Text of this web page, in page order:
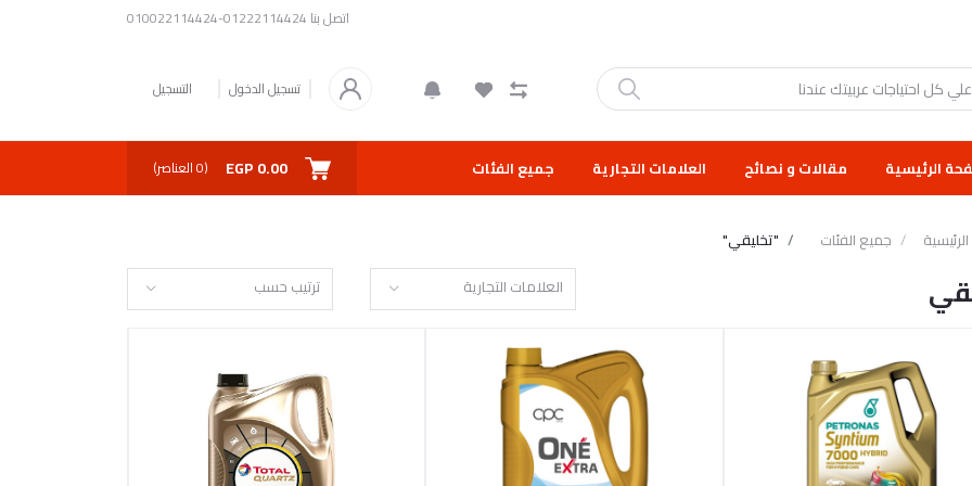
اتصل بنا 01222114424-010022114424
تسجيل الدخول التسجيل
الرئيسية مقالات و نصائح العلامات التجارية جميع الفئات 0.00 EGP
(
0العناصر)
جميع الفئات "تخليقي"
العلامات التجارية ترتيب حسب